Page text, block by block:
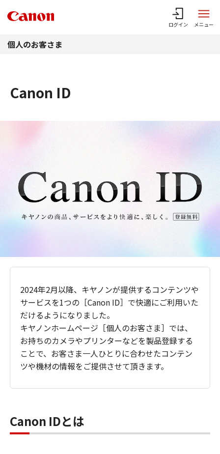
ログイン メニュー
個人のお客さま
Canon ID
2024年2月以降、キヤノンが提供するコンテンツや
サービスを1つの［Canon ID］で快適にご利用いた
だけるようになりました。
キヤノンホームページ［個人のお客さま］では、
お持ちのカメラやプリンターなどを製品登録する
ことで、お客さま一人ひとりに合わせたコンテン
ツや機材の情報をご提供させて頂きます。
Canon IDとは